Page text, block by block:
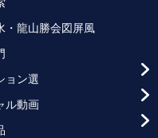
・龍山勝会図屏風
ョン選
ル動画